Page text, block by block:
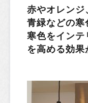
赤やオレン
青緑などの寒
寒色をイン
を高める効果